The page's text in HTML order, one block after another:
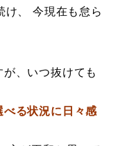
け、 今現在も怠ら
、いつ抜けても
る状況に日々感